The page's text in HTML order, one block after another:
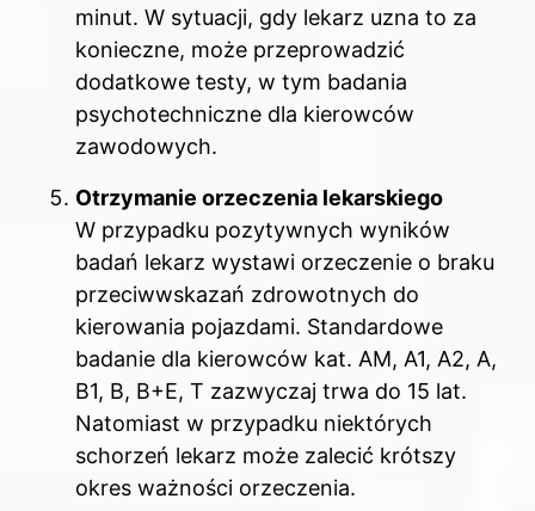
minut. W sytuacji, gdy lekarz uzna to za
konieczne, może przeprowadzić
dodatkowe testy, w tym badania
psychotechniczne dla kierowców
zawodowych.
Otrzymanie orzeczenia lekarskiego
W przypadku pozytywnych wyników
badań lekarz wystawi orzeczenie o braku
przeciwwskazań zdrowotnych do
kierowania pojazdami. Standardowe
badanie dla kierowców kat. AM, A1, A2, A,
B1, B, B+E, T zazwyczaj trwa do 15 lat.
Natomiast w przypadku niektórych
schorzeń lekarz może zalecić krótszy
okres ważności orzeczenia.